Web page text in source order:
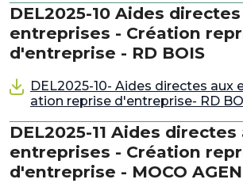
DEL2025-10 Aides
entreprises - Création
d'entreprise - RD BOIS
DEL2025-10- Aides directes aux
ation reprise d'entreprise- RD
DEL2025-11 Aides directes
entreprises - Création
d'entreprise - MOCO